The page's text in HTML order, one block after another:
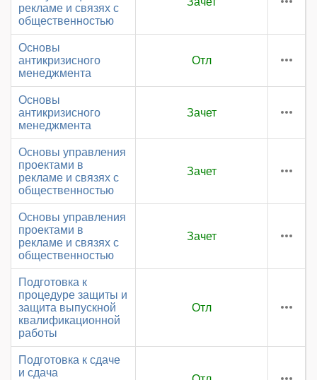
рекламе и связях с
общественностью
Основы
антикризисного
менеджмента
Отл
Основы
антикризисного
менеджмента
Зачет
Основы управления
проектами в
рекламе и связях с
общественностью
Зачет
Основы управления
проектами в
рекламе и связях с
общественностью
Зачет
Подготовка к
процедуре защиты и
защита выпускной
квалификационной
работы
Отл
Подготовка к сдаче
и сдача